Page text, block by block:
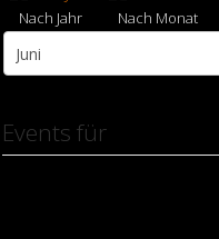
Nach Jahr Nach Monat
Events für